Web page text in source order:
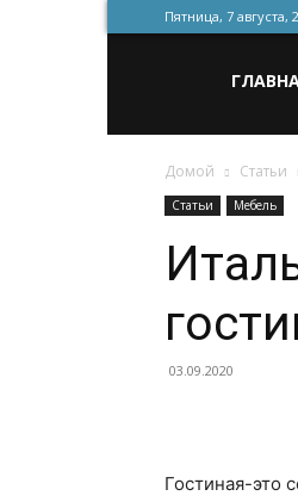
Пятница, 7 августа,
для
строительства
и
Домой Статьи
Статьи Мебель
03.09.2020
Гостиная-это